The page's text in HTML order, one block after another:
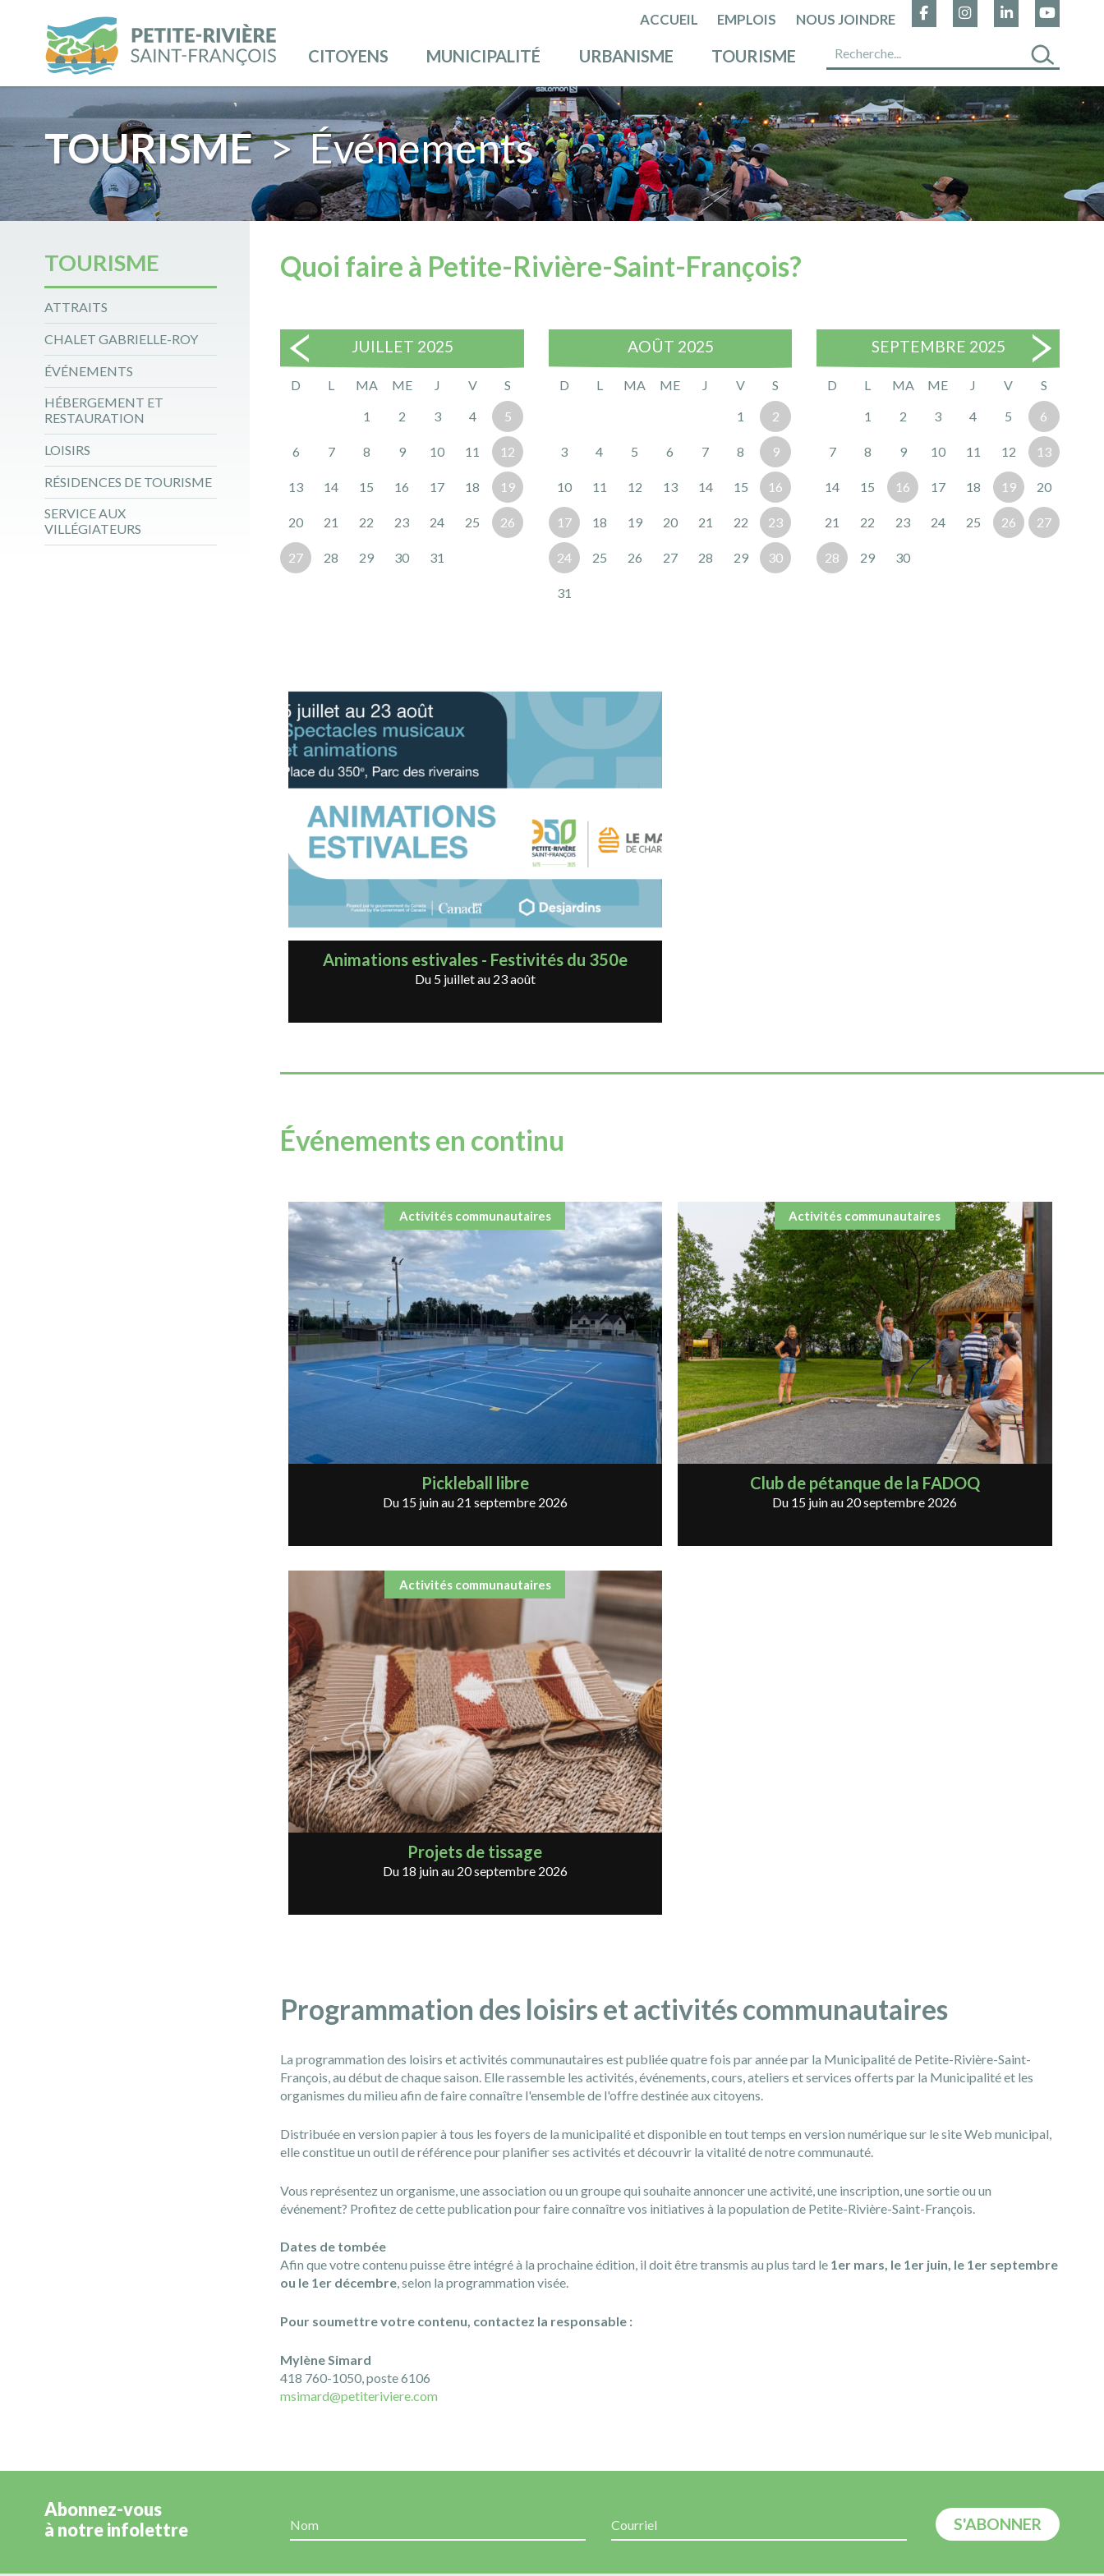
ACCUEIL EMPLOIS NOUS JOINDRE
CITOYENS MUNICIPALITÉ URBANISME TOURISME
TOURISME> Événements
TOURISME
ATTRAITS
CHALET GABRIELLE-ROY
ÉVÉNEMENTS
HÉBERGEMENT ET
RESTAURATION
LOISIRS
RÉSIDENCES DE TOURISME
SERVICE AUX
VILLÉGIATEURS
Quoi faire à Petite-Rivière-Saint-François?
JUILLET 2025
D L MA ME J V
S
1
2 3 4 5
6 7 8 9 10 11 12
13 14 15 16 17 18 19
20 21 22 23 24 25 26
27 28 29 30 31
AOÛT 2025
D L MA ME J V
S
1
2
3 4 5 6 7 8 9
10 11 12 13 14 15 16
17 18 19 20 21 22 23
24 25 26 27 28 29 30
31
SEPTEMBRE 2025
D L MA ME J V
S
1
2 3 4 5 6
7 8 9 10 11 12 13
14 15 16 17 18 19 20
21 22 23 24 25 26 27
28 29 30
Animations estivales - Festivités du 350e
Du 5 juillet au 23 août
Événements en continu
Activités communautaires
Pickleball libre
Du 15 juin au 21 septembre 2026
Activités communautaires
Club de pétanque de la FADOQ
Du 15 juin au 20 septembre 2026
Activités communautaires
Projets de tissage
Du 18 juin au 20 septembre 2026
Programmation des loisirs et activités communautaires
La programmation des loisirs et activités communautaires est publiée quatre fois par année par la Municipalité de Petite-Rivière-Saint-
François, au début de chaque saison. Elle rassemble les activités, événements, cours, ateliers et services offerts par la Municipalité et les
organismes du milieu afin de faire connaître l'ensemble de l'offre destinée aux citoyens.
Distribuée en version papier à tous les foyers de la municipalité et disponible en tout temps en version numérique sur le site Web municipal,
elle constitue un outil de référence pour planifier ses activités et découvrir la vitalité de notre communauté.
Vous représentez un organisme, une association ou un groupe qui souhaite annoncer une activité, une inscription, une sortie ou un
événement? Profitez de cette publication pour faire connaître vos initiatives à la population de Petite-Rivière-Saint-François.
Dates de tombée
Afin que votre contenu puisse être intégré à la prochaine édition, il doit être transmis au plus tard le 1er mars, le 1er juin, le 1er septembre
ou le 1er décembre, selon la programmation visée.
Pour soumettre votre contenu, contactez la responsable :
Mylène Simard
418 760-1050, poste 6106
msimard@petiteriviere.com
Abonnez-vous
à notre infolettre